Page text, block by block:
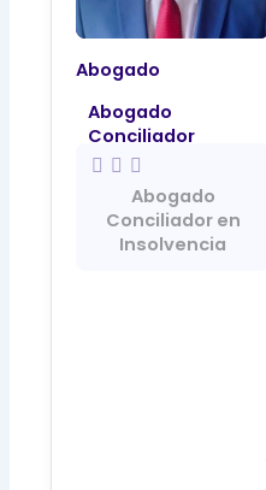
Abogado
Abogado
Conciliador
Abogado
Conciliador en
Insolvencia